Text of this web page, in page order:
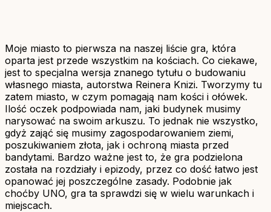
Moje miasto to pierwsza na naszej liście gra, która
oparta jest przede wszystkim na kościach. Co ciekawe,
jest to specjalna wersja znanego tytułu o budowaniu
własnego miasta, autorstwa Reinera Knizi. Tworzymy tu
zatem miasto, w czym pomagają nam kości i ołówek.
Ilość oczek podpowiada nam, jaki budynek musimy
narysować na swoim arkuszu. To jednak nie wszystko,
gdyż zająć się musimy zagospodarowaniem ziemi,
poszukiwaniem złota, jak i ochroną miasta przed
bandytami. Bardzo ważne jest to, że gra podzielona
została na rozdziały i epizody, przez co dość łatwo jest
opanować jej poszczególne zasady. Podobnie jak
choćby UNO, gra ta sprawdzi się w wielu warunkach i
miejscach.